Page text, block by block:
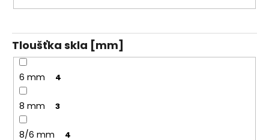
Tloušťka skla [mm]
6 mm 4
8 mm 3
8/6 mm 4